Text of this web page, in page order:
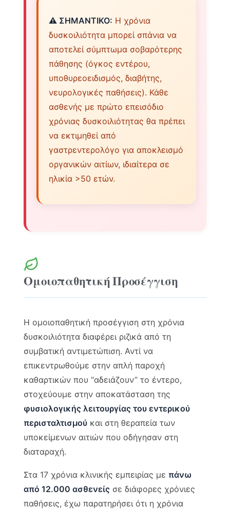
⚠️ ΣΗΜΑΝΤΙΚΟ: Η χρόνια
δυσκοιλιότητα μπορεί σπάνια να
αποτελεί σύμπτωμα σοβαρότερης
πάθησης (όγκος εντέρου,
υποθυρεοειδισμός, διαβήτης,
νευρολογικές παθήσεις). Κάθε
ασθενής με πρώτο επεισόδιο
χρόνιας δυσκοιλιότητας θα πρέπει
να εκτιμηθεί από
γαστρεντερολόγο για αποκλεισμό
οργανικών αιτίων, ιδιαίτερα σε
ηλικία >50 ετών.
Ομοιοπαθητική Προσέγγιση
Η ομοιοπαθητική προσέγγιση στη χρόνια
δυσκοιλιότητα διαφέρει ριζικά από τη
συμβατική αντιμετώπιση. Αντί να
επικεντρωθούμε στην απλή παροχή
καθαρτικών που “αδειάζουν” το έντερο,
στοχεύουμε στην αποκατάσταση της
φυσιολογικής λειτουργίας του εντερικού
περισταλτισμού και στη θεραπεία των
υποκείμενων αιτιών που οδήγησαν στη
διαταραχή.
Στα 17 χρόνια κλινικής εμπειρίας μεπάνω
από 12.000 ασθενείς σε διάφορες χρόνιες
παθήσεις, έχω παρατηρήσει ότι η χρόνια